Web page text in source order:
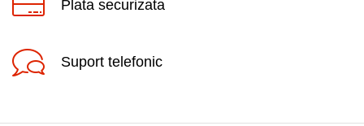
Plata securizata
Suport telefonic